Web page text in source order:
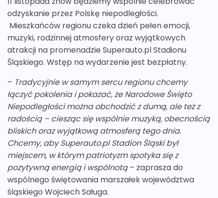
odzyskanie przez Polskę niepodległości.
Mieszkańców regionu czeka dzień pełen emocji,
muzyki, rodzinnej atmosfery oraz wyjątkowych
atrakcji na promenadzie Superauto.pl Stadionu
Śląskiego. Wstęp na wydarzenie jest bezpłatny.
– Tradycyjnie w samym sercu regionu chcemy
łączyć pokolenia i pokazać, że Narodowe Święto
Niepodległości można obchodzić z dumą, ale też z
radością – ciesząc się wspólnie muzyką, obecnością
bliskich oraz wyjątkową atmosferą tego dnia.
Chcemy, aby Superauto.pl Stadion Śląski był
miejscem, w którym patriotyzm spotyka się z
pozytywną energią i wspólnotą– zaprasza do
wspólnego świętowania marszałek województwa
śląskiego Wojciech Saługa.